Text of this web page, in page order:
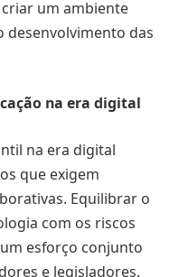
um ambiente
desenvolvimento das
na era digital
na era digital
que exigem
Equilibrar o
com os riscos
esforço conjunto
e legisladores.